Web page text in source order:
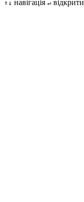
↑↓ навігація ↵ відкрити